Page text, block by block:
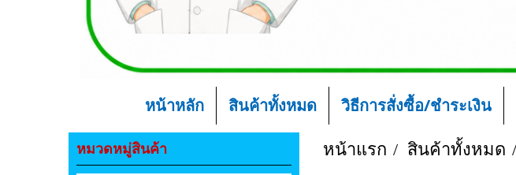
หน้าหลัก สินค้าทั้งหมด วิธีการสั่งซื้อ/ชำระเงิน
หน้าแรก สินค้าทั้งหมด
หมวดหมู่สินค้า